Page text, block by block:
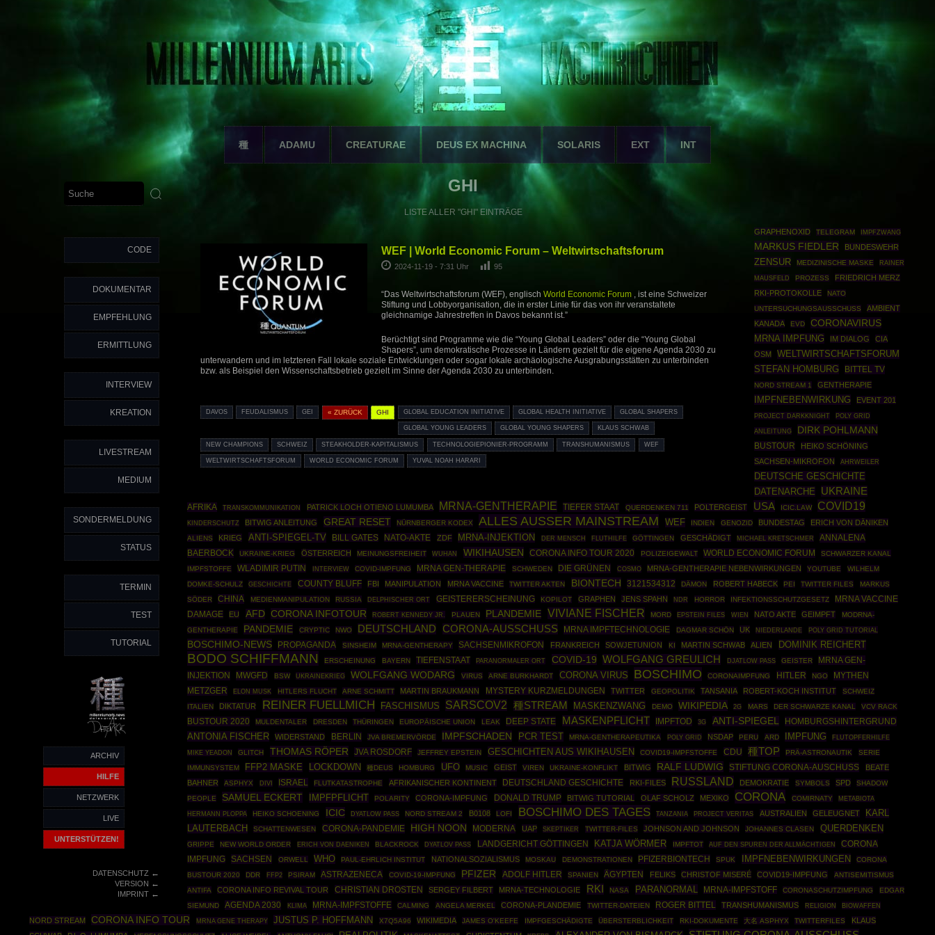
種 ADAMU CREATURAE DEUS EX MACHINA SOLARIS EXT INT
CODE
DOKUMENTAR
EMPFEHLUNG
ERMITTLUNG
INTERVIEW
KREATION
LIVESTREAM
MEDIUM
SONDERMELDUNG
STATUS
TERMIN
TEST
TUTORIAL
ARCHIV
HILFE
NETZWERK
LIVE
UNTERSTÜTZEN!
DATENSCHUTZ←
VERSION ←
IMPRINT←
GHI
LISTE ALLER "GHI" EINTRÄGE
WEF | World Economic Forum – Weltwirtschaftsforum
2024-11-19 - 7:31 Uhr 95
“Das Weltwirtschaftsforum (WEF), englisch World Economic Forum, ist eine Schweizer
Stiftung und Lobbyorganisation, die in erster Linie für das von ihr veranstaltete
gleichnamige Jahrestreffen in Davos bekannt ist.”
Berüchtigt sind Programme wie die “Young Global Leaders” oder die “Young Global
Shapers”, um demokratische Prozesse in Ländern gezielt für die eigene Agenda 2030 zu
unterwandern und im letzteren Fall lokale soziale Entwicklungen oder sogar lokale archäologische Ausgrabungsstätten zu unterbinden
bzw. als Beispiel den Wissenschaftsbetrieb gezielt im Sinne der Agenda 2030 zu unterbinden.
DAVOS FEUDALISMUS GEI « ZURÜCK GHI GLOBAL EDUCATION INITIATIVE GLOBAL HEALTH INITIATIVE GLOBAL SHAPERS
GLOBAL YOUNG LEADERS GLOBAL YOUNG SHAPERS KLAUS SCHWAB
NEW CHAMPIONS SCHWEIZ STEAKHOLDER-KAPITALISMUS TECHNOLOGIEPIONIER-PROGRAMM TRANSHUMANISMUS WEF
WELTWIRTSCHAFTSFORUM WORLD ECONOMIC FORUM YUVAL NOAH HARARI
GRAPHENOXID TELEGRAM IMPFZWANG
MARKUS FIEDLER BUNDESWEHR
ZENSUR MEDIZINISCHE MASKE
RAINER
MAUSFELD
PROZESS
FRIEDRICH MERZ
RKI-PROTOKOLLE
NATO
UNTERSUCHUNGSAUSSCHUSS
AMBIENT
KANADA
EVD CORONAVIRUS
MRNA IMPFUNG IM DIALOG
CIA
OSM
WELTWIRTSCHAFTSFORUM
STEFAN HOMBURG BITTEL TV
NORD STREAM 1 GENTHERAPIE
IMPFNEBENWIRKUNG EVENT 201
PROJECT DARKKNIGHT
POLY GRID
ANLEITUNG
DIRK POHLMANN
BUSTOUR
HEIKO SCHÖNING
SACHSEN-MIKROFON
AHRWEILER
DEUTSCHE GESCHICHTE
DATENARCHE
UKRAINE
AFRIKA TRANSKOMMUNIKATION PATRICK LOCH OTIENO LUMUMBA MRNA-GENTHERAPIE TIEFER STAAT QUERDENKEN 711 POLTERGEIST USA ICIC.LAW COVID19
KINDERSCHUTZ BITWIG ANLEITUNG GREAT RESET NÜRNBERGER KODEX ALLES AUSSER MAINSTREAM WEF INDIEN GENOZID BUNDESTAG ERICH VON DÄNIKEN
ALIENS KRIEG ANTI-SPIEGEL-TV BILL GATES NATO-AKTE ZDF MRNA-INJEKTION DER MENSCH FLUTHILFE GÖTTINGEN GESCHÄDIGT MICHAEL KRETSCHMER
ANNALENA
BAERBOCK
UKRAINE-KRIEG ÖSTERREICH MEINUNGSFREIHEIT WUHAN WIKIHAUSEN CORONA INFO TOUR 2020 POLIZEIGEWALT WORLD ECONOMIC FORUM
SCHWARZER KANAL
IMPFSTOFFE
WLADIMIR PUTIN INTERVIEW COVID-IMPFUNG MRNA GEN-THERAPIE SCHWEDEN DIE GRÜNEN COSMO MRNA-GENTHERAPIE NEBENWIRKUNGEN YOUTUBE
WILHELM
DOMKE-SCHULZ
GESCHICHTE COUNTY BLUFF FBI MANIPULATION MRNA VACCINE TWITTER AKTEN BIONTECH 3121534312 DÄMON ROBERT HABECK PEI TWITTER FILES
MARKUS
SÖDER
CHINA MEDIENMANIPULATION RUSSIA DELPHISCHER ORT GEISTERERSCHEINUNG KOPILOT GRAPHEN JENS SPAHN NDR HORROR INFEKTIONSSCHUTZGESETZ
MRNA VACCINE
DAMAGE
EU AFD CORONA INFOTOUR ROBERT KENNEDY JR. PLAUEN PLANDEMIE VIVIANE FISCHER MORD EPSTEIN FILES WIEN NATO AKTE GEIMPFT
MODRNA-
GENTHERAPIE
PANDEMIE CRYPTIC NWO DEUTSCHLAND CORONA-AUSSCHUSS MRNA IMPFTECHNOLOGIE DAGMAR SCHÖN UK NIEDERLANDE POLY GRID TUTORIAL
BOSCHIMO-NEWS PROPAGANDA SINSHEIM MRNA-GENTHERAPY SACHSENMIKROFON FRANKREICH SOWJETUNION KI MARTIN SCHWAB ALIEN DOMINIK REICHERT
BODO SCHIFFMANN ERSCHEINUNG BAYERN TIEFENSTAAT PARANORMALER ORT COVID-19 WOLFGANG GREULICH DJATLOW PASS GEISTER
MRNA GEN-
INJEKTION
MWGFD BSW UKRAINEKRIEG WOLFGANG WODARG VIRUS ARNE BURKHARDT CORONA VIRUS BOSCHIMO CORONAIMPFUNG HITLER NGO
MYTHEN
METZGER
ELON MUSK HITLERS FLUCHT ARNE SCHMITT MARTIN BRAUKMANN MYSTERY KURZMELDUNGEN TWITTER GEOPOLITIK TANSANIA ROBERT-KOCH INSTITUT
SCHWEIZ
ITALIEN
DIKTATUR REINER FUELLMICH FASCHISMUS SARSCOV2 種STREAM MASKENZWANG DEMO WIKIPEDIA 2G MARS DER SCHWARZE KANAL VCV RACK
BUSTOUR 2020 MULDENTALER DRESDEN THÜRINGEN EUROPÄISCHE UNION LEAK DEEP STATE MASKENPFLICHT IMPFTOD 3G ANTI-SPIEGEL HOMBURGSHINTERGRUND
ANTONIA FISCHER WIDERSTAND BERLIN JVA BREMERVÖRDE IMPFSCHADEN PCR TEST MRNA-GENTHERAPEUTIKA POLY GRID NSDAP PERU ARD IMPFUNG FLUTOPFERHILFE
MIKE YEADON GLITCH THOMAS RÖPER JVA ROSDORF JEFFREY EPSTEIN GESCHICHTEN AUS WIKIHAUSEN COVID19-IMPFSTOFFE CDU 種TOP PRÄ-ASTRONAUTIK
SERIE
IMMUNSYSTEM
FFP2 MASKE LOCKDOWN 種DEUS HOMBURG UFO MUSIC GEIST VIREN UKRAINE-KONFLIKT BITWIG RALF LUDWIG STIFTUNG CORONA-AUSCHUSS
BEATE
BAHNER
ASPHYX DIVI ISRAEL FLUTKATASTROPHE AFRIKANISCHER KONTINENT DEUTSCHLAND GESCHICHTE RKI-FILES RUSSLAND DEMOKRATIE SYMBOLS SPD
SHADOW
PEOPLE
SAMUEL ECKERT IMPFPFLICHT POLARITY CORONA-IMPFUNG DONALD TRUMP BITWIG TUTORIAL OLAF SCHOLZ MEXIKO CORONA COMIRNATY METABIOTA
HERMANN PLOPPA HEIKO SCHOENING ICIC DYATLOW PASS NORD STREAM 2 B0108 LOFI BOSCHIMO DES TAGES TANZANIA PROJECT VERITAS AUSTRALIEN GELEUGNET
KARL
LAUTERBACH
SCHATTENWESEN CORONA-PANDEMIE HIGH NOON MODERNA UAP SKEPTIKER TWITTER-FILES JOHNSON AND JOHNSON JOHANNES CLASEN QUERDENKEN
GRIPPE NEW WORLD ORDER ERICH VON DAENIKEN BLACKROCK DYATLOV PASS LANDGERICHT GÖTTINGEN KATJA WÖRMER IMPFTOT AUF DEN SPUREN DER ALLMÄCHTIGEN
CORONA
IMPFUNG
SACHSEN ORWELL WHO PAUL-EHRLICH INSTITUT NATIONALSOZIALISMUS MOSKAU DEMONSTRATIONEN PFIZERBIONTECH SPUK IMPFNEBENWIRKUNGEN
CORONA
BUSTOUR 2020
DDR FFP2 PSIRAM ASTRAZENECA COVID-19-IMPFUNG PFIZER ADOLF HITLER SPANIEN ÄGYPTEN FELIKS CHRISTOF MISERÉ COVID19-IMPFUNG
ANTISEMITISMUS
ANTIFA
CORONA INFO REVIVAL TOUR CHRISTIAN DROSTEN SERGEY FILBERT MRNA-TECHNOLOGIE RKI NASA PARANORMAL MRNA-IMPFSTOFF CORONASCHUTZIMPFUNG
EDGAR
SIEMUND
AGENDA 2030 KLIMA MRNA-IMPFSTOFFE CALMING ANGELA MERKEL CORONA-PLANDEMIE TWITTER-DATEIEN ROGER BITTEL TRANSHUMANISMUS RELIGION BIOWAFFEN
NORD STREAM CORONA INFO TOUR MRNA GENE THERAPY JUSTUS P. HOFFMANN X7Q5A96 WIKIMEDIA JAMES O'KEEFE IMPFGESCHÄDIGTE ÜBERSTERBLICHKEIT RKI-DOKUMENTE 大名 ASPHYX TWITTERFILES
KLAUS